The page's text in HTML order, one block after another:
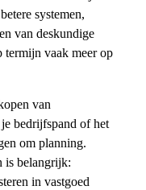
systemen,
van deskundige
termijn vaak meer op
van
bedrijfspand of het
om planning.
is belangrijk:
in vastgoed